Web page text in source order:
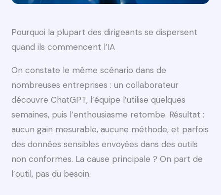
Pourquoi la plupart des dirigeants se dispersent
quand ils commencent l’IA
On constate le même scénario dans de
nombreuses entreprises : un collaborateur
découvre ChatGPT, l’équipe l’utilise quelques
semaines, puis l’enthousiasme retombe. Résultat :
aucun gain mesurable, aucune méthode, et parfois
des données sensibles envoyées dans des outils
non conformes. La cause principale ? On part de
l’outil, pas du besoin.